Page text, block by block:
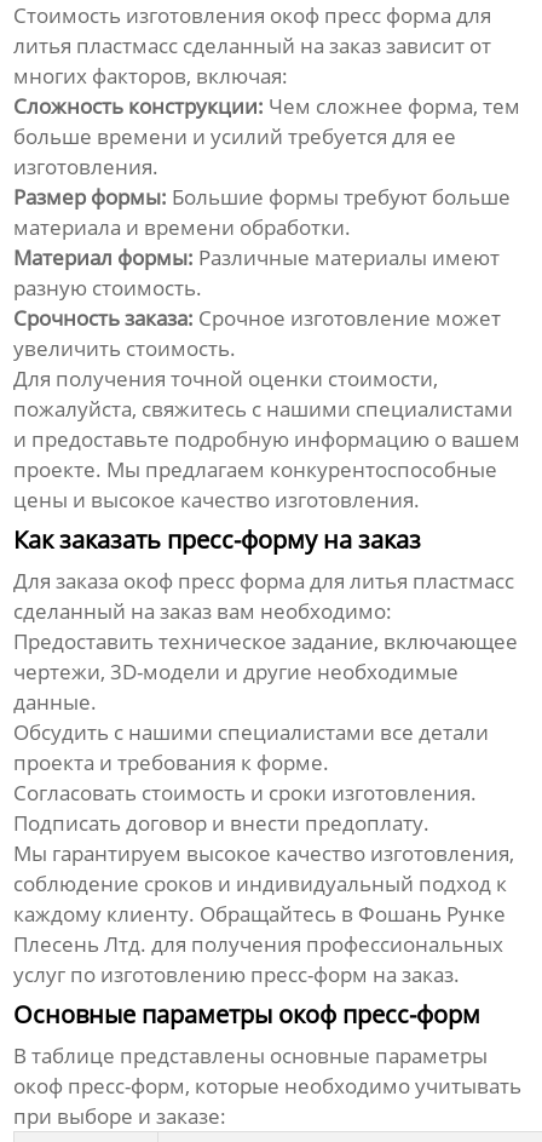
Стоимость изготовления окоф пресс форма для
литья пластмасс сделанный на заказзависит от
многих факторов, включая:
Сложность конструкции: Чем сложнее форма, тем
больше времени и усилий требуется для ее
изготовления.
Размер формы: Большие формы требуют больше
материала и времени обработки.
Материал формы: Различные материалы имеют
разную стоимость.
Срочность заказа: Срочное изготовление может
увеличить стоимость.
Для получения точной оценки стоимости,
пожалуйста, свяжитесь с нашими специалистами
и предоставьте подробную информацию о вашем
проекте. Мы предлагаем конкурентоспособные
цены и высокое качество изготовления.
Как заказать пресс-форму на заказ
Для заказа окоф пресс форма для литья пластмасс
сделанный на заказ вам необходимо:
Предоставить техническое задание, включающее
чертежи, 3D-модели и другие необходимые
данные.
Обсудить с нашими специалистами все детали
проекта и требования к форме.
Согласовать стоимость и сроки изготовления.
Подписать договор и внести предоплату.
Мы гарантируем высокое качество изготовления,
соблюдение сроков и индивидуальный подход к
каждому клиенту. Обращайтесь в Фошань Рунке
Плесень Лтд. для получения профессиональных
услуг по изготовлению пресс-форм на заказ.
Основные параметры окоф пресс-форм
В таблице представлены основные параметры
окоф пресс-форм, которые необходимо учитывать
при выборе и заказе: